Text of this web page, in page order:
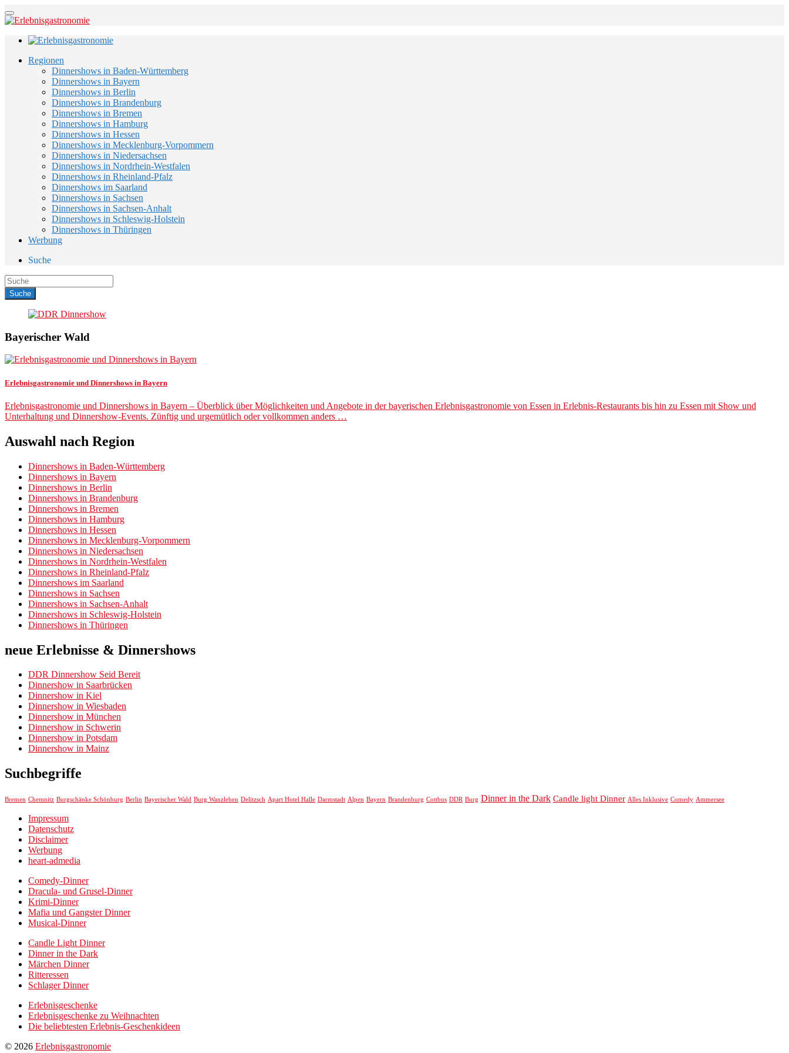
Regionen
Dinnershows in Baden-Württemberg
Dinnershows in Bayern
Dinnershows in Berlin
Dinnershows in Brandenburg
Dinnershows in Bremen
Dinnershows in Hamburg
Dinnershows in Hessen
Dinnershows in Mecklenburg-Vorpommern
Dinnershows in Niedersachsen
Dinnershows in Nordrhein-Westfalen
Dinnershows in Rheinland-Pfalz
Dinnershows im Saarland
Dinnershows in Sachsen
Dinnershows in Sachsen-Anhalt
Dinnershows in Schleswig-Holstein
Dinnershows in Thüringen
Werbung
Suche
Bayerischer Wald
Erlebnisgastronomie und Dinnershows in Bayern
Erlebnisgastronomie und Dinnershows in Bayern – Überblick über Möglichkeiten und Angebote in der bayerischen Erlebnisgastronomie von Essen in Erlebnis-Restaurants bis hin zu Essen mit Show und
Unterhaltung und Dinnershow-Events. Zünftig und urgemütlich oder vollkommen anders …
Auswahl nach Region
Dinnershows in Baden-Württemberg
Dinnershows in Bayern
Dinnershows in Berlin
Dinnershows in Brandenburg
Dinnershows in Bremen
Dinnershows in Hamburg
Dinnershows in Hessen
Dinnershows in Mecklenburg-Vorpommern
Dinnershows in Niedersachsen
Dinnershows in Nordrhein-Westfalen
Dinnershows in Rheinland-Pfalz
Dinnershows im Saarland
Dinnershows in Sachsen
Dinnershows in Sachsen-Anhalt
Dinnershows in Schleswig-Holstein
Dinnershows in Thüringen
neue Erlebnisse & Dinnershows
DDR Dinnershow Seid Bereit
Dinnershow in Saarbrücken
Dinnershow in Kiel
Dinnershow in Wiesbaden
Dinnershow in München
Dinnershow in Schwerin
Dinnershow in Potsdam
Dinnershow in Mainz
Suchbegriffe
Bremen Chemnitz Burgschänke Schönburg Berlin Bayerischer Wald Burg Wanzleben Delitzsch Apart Hotel Halle Darmstadt Alpen Bayern Brandenburg Cottbus DDR Burg Dinner in the Dark Candle light Dinner Alles Inklusive Comedy Ammersee
Impressum
Datenschutz
Disclaimer
Werbung
heart-admedia
Comedy-Dinner
Dracula- und Grusel-Dinner
Krimi-Dinner
Mafia und Gangster Dinner
Musical-Dinner
Candle Light Dinner
Dinner in the Dark
Märchen Dinner
Ritteressen
Schlager Dinner
Erlebnisgeschenke
Erlebnisgeschenke zu Weihnachten
Die beliebtesten Erlebnis-Geschenkideen
© 2026 Erlebnisgastronomie